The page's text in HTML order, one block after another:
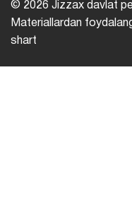
© 2026 Jizzax davlat
Materiallardan
shart